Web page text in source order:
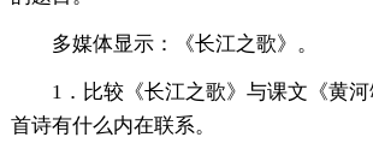
多媒体显示：《长江之歌》。
1．比较《长江之歌》与课文《黄
首诗有什么内在联系。